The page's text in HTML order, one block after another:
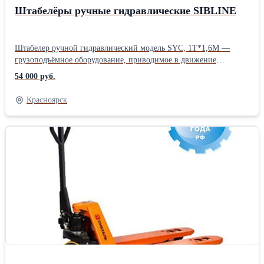
Штабелёры ручные гидравлические SIBLINE
Штабелер ручной гидравлический модель SYC, 1Т*1,6М —
грузоподъёмное оборудование, приводимое в движение
мускульной силой человека, осуществляющее подъем путем
качания гидравлического рычага. Штабелёры являются
необходимым оборудованием для любого склада, где товар
поставляется на поддонах и не распаллечивается, груз хранится
на поддонах. В настоящее время ручные гидравлические
штабелёры являются наиболее надёжными и недорогими по
стоимости устройствами. Ручные гидравлические штабелёры
SIBLINE. Грузоподъемность 1т. - 1.5т. Высота подъема 1.6м,-
3.0м. Устройства обслуживают многоуровневые склады,
обеспечивают ярусное размещение грузов на поддонах. Купить
ручной гидравлический можно на сайте компании "Грузовая
механика".Производитель: Собственное производство Тип:
Ручные Тип двигателя: Гидравлические Вид: Высотные
Грузоподъемность: 1000 кг Высота подъема: 1600 мм
54 000 руб.
Красноярск